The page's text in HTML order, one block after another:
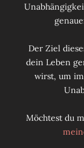
Der Ziel
dein Leben
wirst, um
Möchtest du